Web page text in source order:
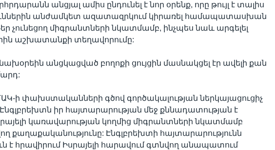
անցյալ ամիս ընդունել է նոր օրենք, որը թույլ է տալիս
անժամկետ ազատազրկում կիրառել համապատասխան
չունեցող միգրանտների նկատմամբ, ինչպես նաև արգելել
աշխատանքի տեղավորումը:
նախօրեին անցկացված բողոքի ցույցին մասնակցել էր ավելի քան
ի փախստականների գծով գործակալության ներկայացուցիչ
իր հայտարարության մեջ քննադատության է
կառավարության կողմից միգրանտների նկատմամբ
քաղաքականությունը: Էնգլբրեխտի հայտարարությունն
է հրավիրում Իսրայելի հարավում գտնվող անապատում